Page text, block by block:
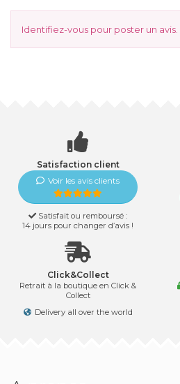
Identifiez-vous pour poster un avis.
Satisfaction client
Voir les avis clients
Satisfait ou remboursé :
14 jours pour changer d’avis !
Click&Collect
Retrait à la boutique en Click &
Collect
Delivery all over the world